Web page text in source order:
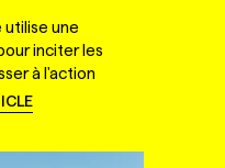
utilise une
inciter les
à l'action